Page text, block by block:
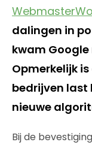
dalingen in
kwam
Opmerkelijk
bedrijven last
nieuwe
Bij de